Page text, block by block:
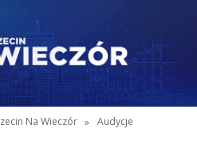
Na Wieczór » Audycje